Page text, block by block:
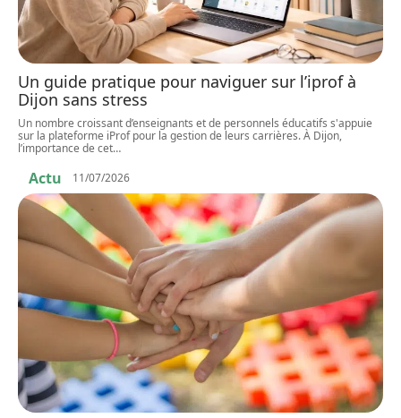
Un guide pratique pour naviguer sur l’iprof à
Dijon sans stress
Un nombre croissant d’enseignants et de personnels éducatifs s'appuie
sur la plateforme iProf pour la gestion de leurs carrières. À Dijon,
l’importance de cet…
Actu 11/07/2026